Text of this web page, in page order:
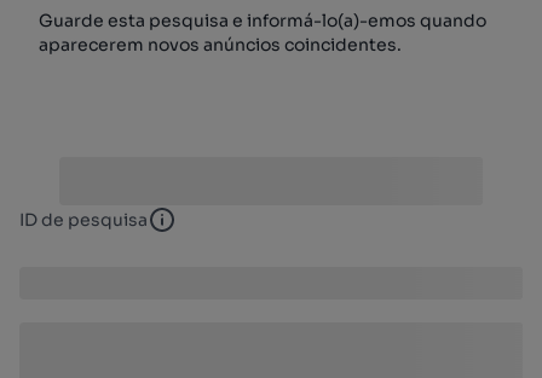
Guarde esta pesquisa e informá-lo(a)-emos quando
aparecerem novos anúncios coincidentes.
ID de pesquisa ID de pesquisa